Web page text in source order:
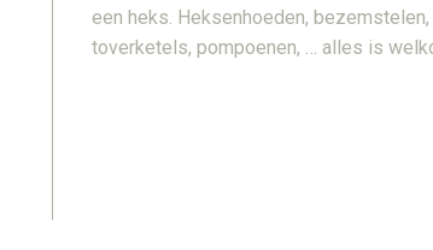
een heks. Heksenhoeden, bezemstelen,
toverketels, pompoenen, … alles is